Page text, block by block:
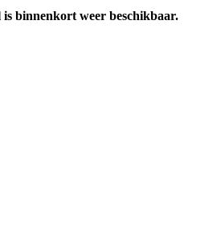
binnenkort weer beschikbaar.